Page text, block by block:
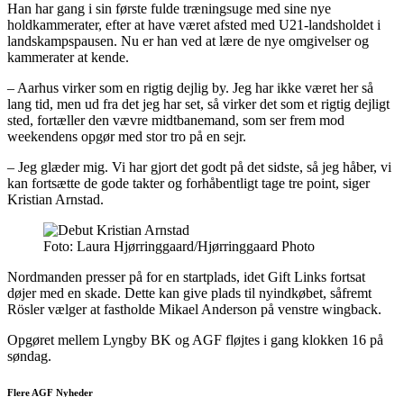
Han har gang i sin første fulde træningsuge med sine nye
holdkammerater, efter at have været afsted med U21-landsholdet i
landskampspausen. Nu er han ved at lære de nye omgivelser og
kammerater at kende.
– Aarhus virker som en rigtig dejlig by. Jeg har ikke været her så
lang tid, men ud fra det jeg har set, så virker det som et rigtig dejligt
sted, fortæller den vævre midtbanemand, som ser frem mod
weekendens opgør med stor tro på en sejr.
– Jeg glæder mig. Vi har gjort det godt på det sidste, så jeg håber, vi
kan fortsætte de gode takter og forhåbentligt tage tre point, siger
Kristian Arnstad.
Foto: Laura Hjørringgaard/Hjørringgaard Photo
Nordmanden presser på for en startplads, idet Gift Links fortsat
døjer med en skade. Dette kan give plads til nyindkøbet, såfremt
Rösler vælger at fastholde Mikael Anderson på venstre wingback.
Opgøret mellem Lyngby BK og AGF fløjtes i gang klokken 16 på
søndag.
Flere AGF Nyheder